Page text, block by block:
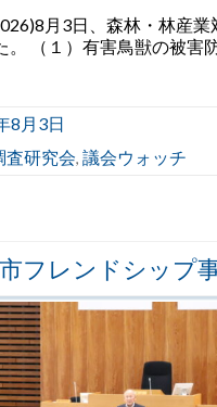
月3日、森林・林産業
。 （１）有害鳥獣の被害
8月3日
査研究会, 議会ウォッチ
フレンドシップ